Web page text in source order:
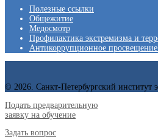
Полезные ссылки
Общежитие
Медосмотр
Профилактика экстремизма и
Антикоррупционное
© 2026. Санкт-Петербургский институт
Подать предварительную
заявку на обучение
Задать вопрос